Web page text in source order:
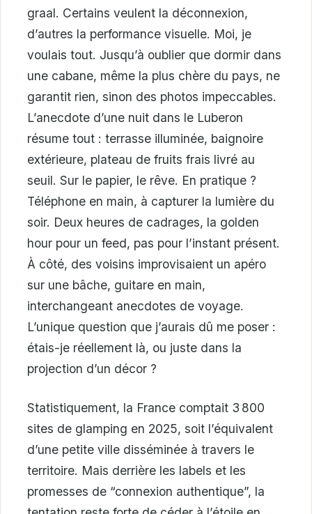
graal. Certains veulent la déconnexion,
d’autres la performance visuelle. Moi, je
voulais tout. Jusqu’à oublier que dormir dans
une cabane, même la plus chère du pays, ne
garantit rien, sinon des photos impeccables.
L’anecdote d’une nuit dans le Luberon
résume tout : terrasse illuminée, baignoire
extérieure, plateau de fruits frais livré au
seuil. Sur le papier, le rêve. En pratique ?
Téléphone en main, à capturer la lumière du
soir. Deux heures de cadrages, la golden
hour pour un feed, pas pour l’instant présent.
À côté, des voisins improvisaient un apéro
sur une bâche, guitare en main,
interchangeant anecdotes de voyage.
L’unique question que j’aurais dû me poser :
étais-je réellement là, ou juste dans la
projection d’un décor ?
Statistiquement, la France comptait 3 800
sites de glamping en 2025, soit l’équivalent
d’une petite ville disséminée à travers le
territoire. Mais derrière les labels et les
promesses de “connexion authentique”, la